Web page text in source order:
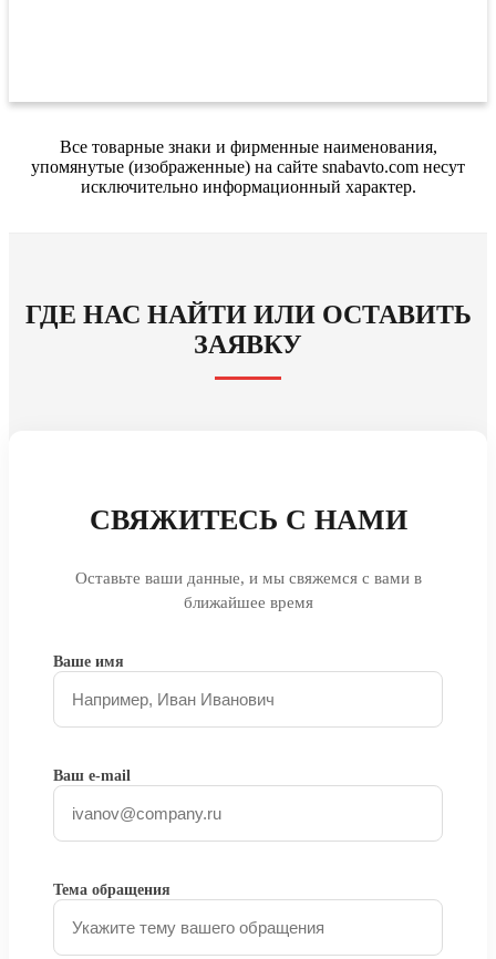
Все товарные знаки и фирменные наименования,
упомянутые (изображенные) на сайте snabavto.com несут
исключительно информационный характер.
ГДЕ НАС НАЙТИ ИЛИ ОСТАВИТЬ
ЗАЯВКУ
СВЯЖИТЕСЬ С НАМИ
Оставьте ваши данные, и мы свяжемся с вами в
ближайшее время
Ваше имя
Ваш e-mail
Тема обращения